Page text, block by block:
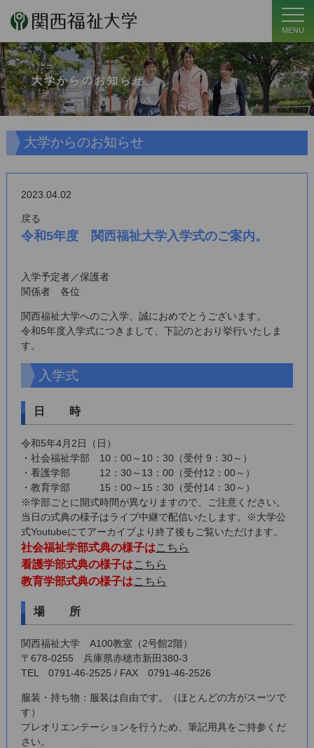
MENU
大学からのお知らせ
大学からのお知らせ
2023.04.02
戻る
令和5年度 関西福祉大学入学式のご案内。
入学予定者／保護者
関係者 各位
関西福祉大学へのご入学、誠におめでとうございます。
令和5年度入学式につきまして、下記のとおり挙行いたしま
す。
入学式
日 時
令和5年4月2日（日）
・社会福祉学部 10：00～10：30（受付 9：30～）
・看護学部 12：30～13：00（受付12：00～）
・教育学部 15：00～15：30（受付14：30～）
※学部ごとに開式時間が異なりますので、ご注意ください。
当日の式典の様子はライブ中継で配信いたします。※大学公
式Youtubeにてアーカイブより終了後もご覧いただけます。
社会福祉学部式典の様子はこちら
看護学部式典の様子はこちら
教育学部式典の様子はこちら
場 所
関西福祉大学 A100教室（2号館2階）
〒678-0255 兵庫県赤穂市新田380-3
TEL 0791-46-2525 / FAX 0791-46-2526
服装・持ち物：服装は自由です。（ほとんどの方がスーツで
す）
プレオリエンテーションを行うため、筆記用具をご持参くだ
さい。